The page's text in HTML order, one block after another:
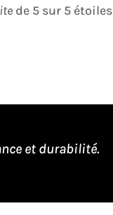
de 5 sur 5
et durabilité.